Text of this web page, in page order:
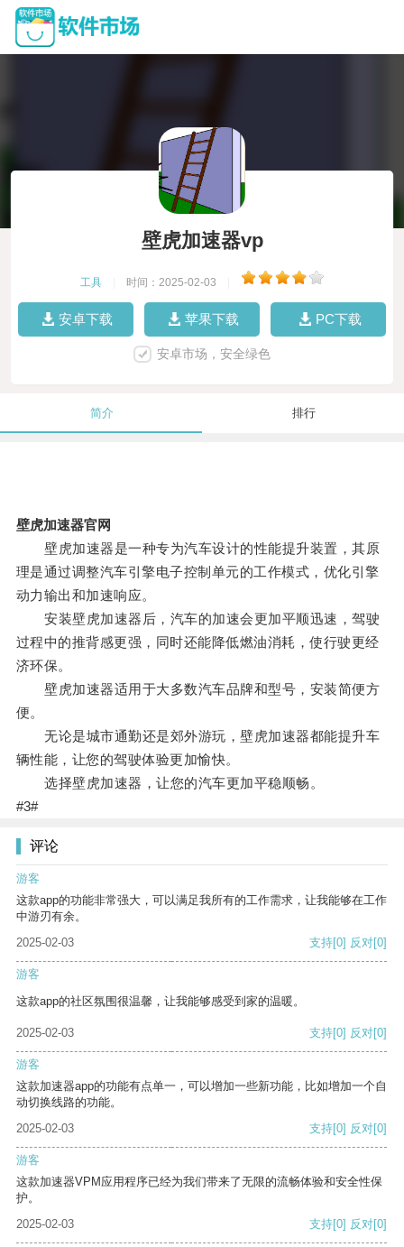
壁虎加速器vp
工具 时间：2025-02-03
安卓下载 苹果下载 PC下载
安卓市场，安全绿色
简介 排行
壁虎加速器官网
壁虎加速器是一种专为汽车设计的性能提升装置，其原
理是通过调整汽车引擎电子控制单元的工作模式，优化引擎
动力输出和加速响应。
安装壁虎加速器后，汽车的加速会更加平顺迅速，驾驶
过程中的推背感更强，同时还能降低燃油消耗，使行驶更经
济环保。
壁虎加速器适用于大多数汽车品牌和型号，安装简便方
便。
无论是城市通勤还是郊外游玩，壁虎加速器都能提升车
辆性能，让您的驾驶体验更加愉快。
选择壁虎加速器，让您的汽车更加平稳顺畅。
#3#
评论
游客
这款app的功能非常强大，可以满足我所有的工作需求，让我能够在工作
中游刃有余。
2025-02-03
支持[0] 反对[0]
游客
这款app的社区氛围很温馨，让我能够感受到家的温暖。
2025-02-03 支持[0] 反对[0]
游客
这款加速器app的功能有点单一，可以增加一些新功能，比如增加一个自
动切换线路的功能。
2025-02-03
支持[0] 反对[0]
游客
这款加速器VPM应用程序已经为我们带来了无限的流畅体验和安全性保
护。
2025-02-03
支持[0] 反对[0]